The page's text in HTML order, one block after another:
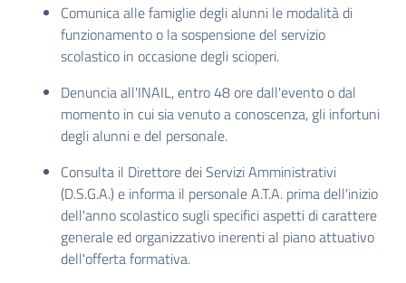
Comunica alle famiglie degli alunni le modalità di
funzionamento o la sospensione del servizio
scolastico in occasione degli scioperi.
Denuncia all'INAIL, entro 48 ore dall'evento o dal
momento in cui sia venuto a conoscenza, gli infortuni
degli alunni e del personale.
Consulta il Direttore dei Servizi Amministrativi
(D.S.G.A.) e informa il personale A.T.A. prima dell'inizio
dell'anno scolastico sugli specifici aspetti di carattere
generale ed organizzativo inerenti al piano attuativo
dell'offerta formativa.